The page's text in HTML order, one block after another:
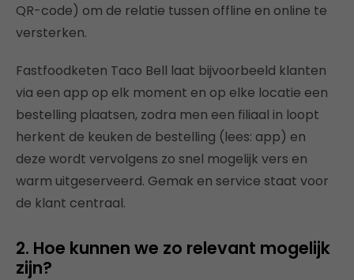
QR-code) om de relatie tussen offline en online te
versterken.
Fastfoodketen Taco Bell laat bijvoorbeeld klanten
via een app op elk moment en op elke locatie een
bestelling plaatsen, zodra men een filiaal in loopt
herkent de keuken de bestelling (lees: app) en
deze wordt vervolgens zo snel mogelijk vers en
warm uitgeserveerd. Gemak en service staat voor
de klant centraal.
2. Hoe kunnen we zo relevant mogelijk
zijn?